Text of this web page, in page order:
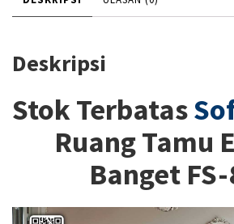
Deskripsi
Stok Terbatas
Ruang Tamu
Banget